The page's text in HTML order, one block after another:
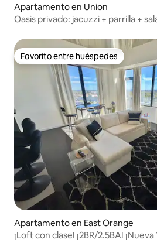
Apartamento en Union
Oasis privado: jacuzzi + parrilla +
Favorito entre huéspedes
Favorito entre huéspedes
Apartamento en East Orange
¡Loft con clase! ¡2BR/2.5BA!